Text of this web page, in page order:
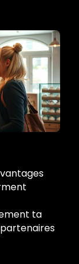
ta